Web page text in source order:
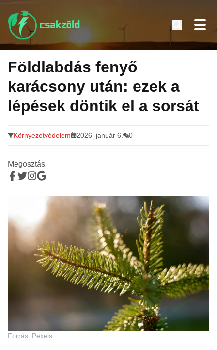
Tovább
tartalomra
Földlabdás fenyő
karácsony után: ezek a
lépések döntik el a sorsát
Környezetvédelem 2026. január 6. 0
Megosztás:
Forrás: Pexels